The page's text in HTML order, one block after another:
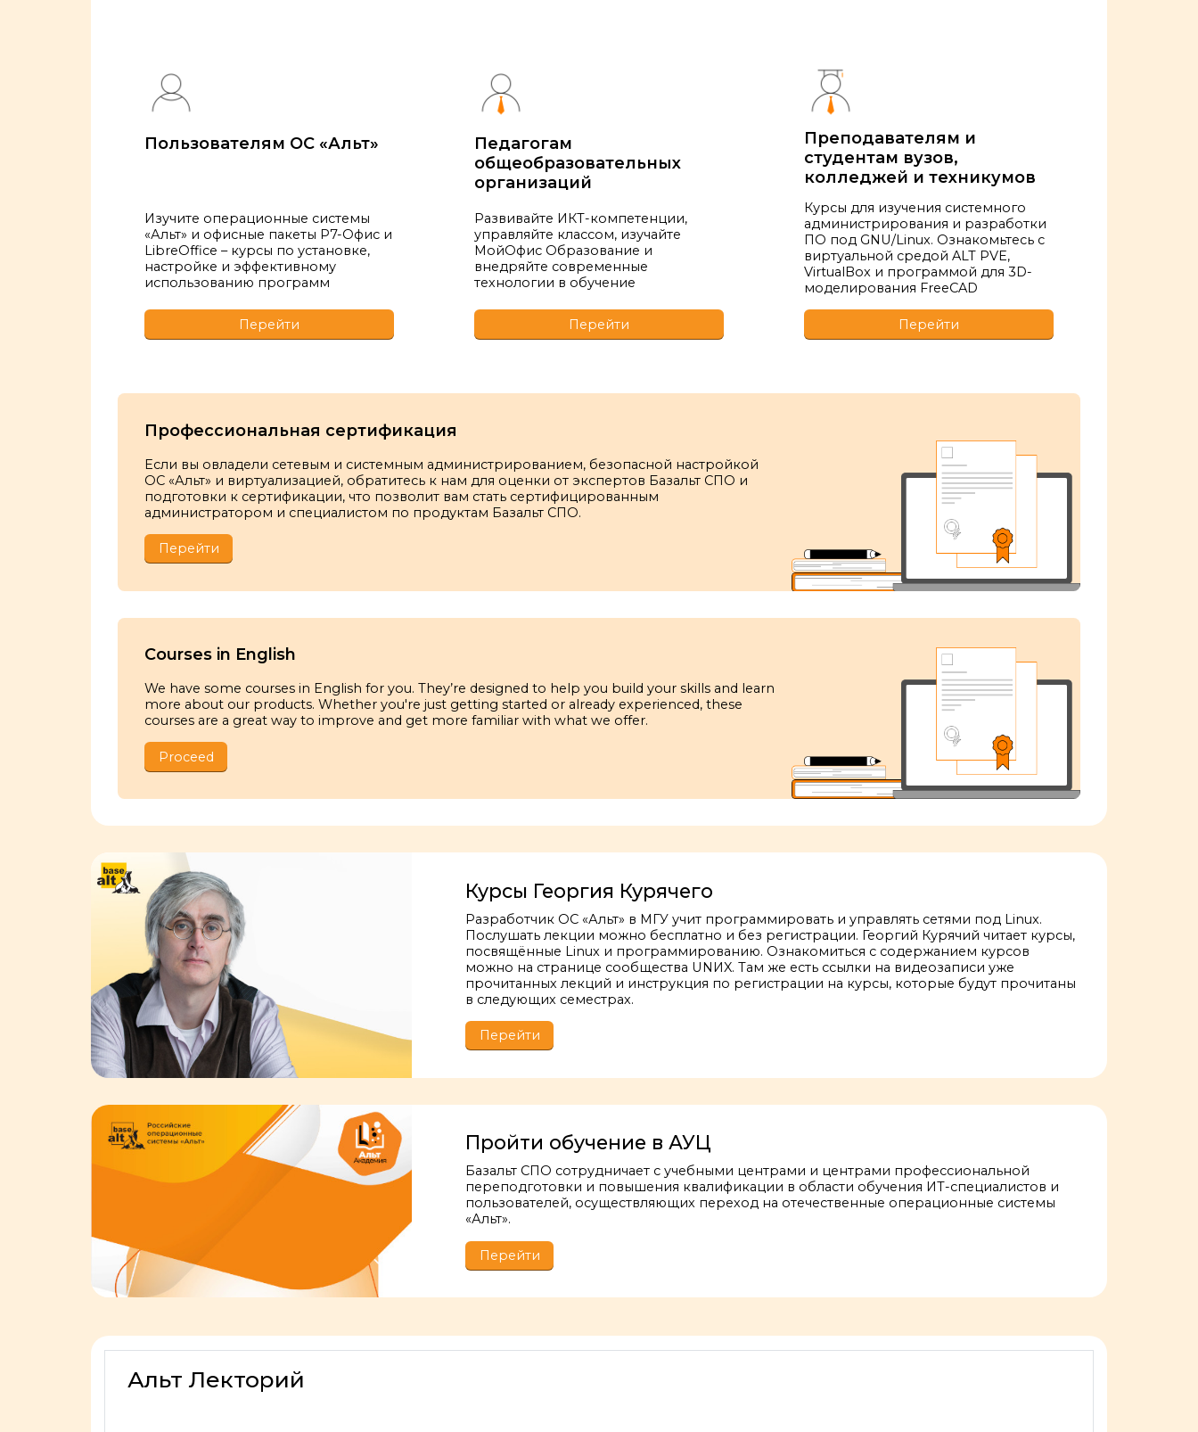
Пользователям ОС «Альт»
Изучите операционные системы
«Альт» и офисные пакеты Р7-Офис и
LibreOffice – курсы по установке,
настройке и эффективному
использованию программ
Перейти
Педагогам
общеобразовательных
организаций
Развивайте ИКТ-компетенции,
управляйте классом, изучайте
МойОфис Образование и
внедряйте современные
технологии в обучение
Перейти
Преподавателям и
студентам вузов,
колледжей и техникумов
Курсы для изучения системного
администрирования и разработки
ПО под GNU/Linux. Ознакомьтесь с
виртуальной средой ALT PVE,
VirtualBox и программой для 3D-
моделирования FreeCAD
Перейти
Профессиональная сертификация
Если вы овладели сетевым и системным администрированием, безопасной настройкой
ОС «Альт» и виртуализацией, обратитесь к нам для оценки от экспертов Базальт СПО и
подготовки к сертификации, что позволит вам стать сертифицированным
администратором и специалистом по продуктам Базальт СПО.
Перейти
Courses in English
We have some courses in English for you. They’re designed to help you build your skills and learn
more about our products. Whether you're just getting started or already experienced, these
courses are a great way to improve and get more familiar with what we offer.
Proceed
Курсы Георгия Курячего
Разработчик ОС «Альт» в МГУ учит программировать и управлять сетями под Linux.
Послушать лекции можно бесплатно и без регистрации. Георгий Курячий читает курсы,
посвящённые Linux и программированию. Ознакомиться с содержанием курсов
можно на странице сообщества UNИX. Там же есть ссылки на видеозаписи уже
прочитанных лекций и инструкция по регистрации на курсы, которые будут прочитаны
в следующих семестрах.
Перейти
Пройти обучение в АУЦ
Базальт СПО сотрудничает с учебными центрами и центрами профессиональной
переподготовки и повышения квалификации в области обучения ИТ-специалистов и
пользователей, осуществляющих переход на отечественные операционные системы
«Альт».
Перейти
Альт Лекторий